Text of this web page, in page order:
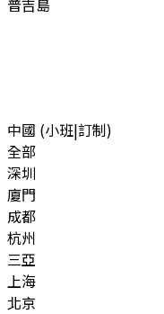
普吉島
中國 (小班|訂制)
全部
深圳
廈門
成都
杭州
三亞
上海
北京